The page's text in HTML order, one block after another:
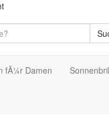
fÃ¼r Damen